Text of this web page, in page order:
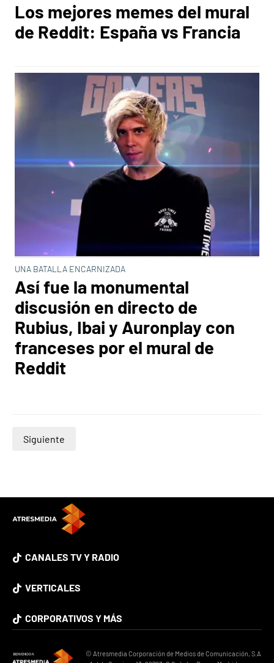
Los mejores memes del mural
de Reddit: España vs Francia
UNA BATALLA ENCARNIZADA
Así fue la monumental
discusión en directo de
Rubius, Ibai y Auronplay con
franceses por el mural de
Reddit
Siguiente
CANALES TV Y RADIO
VERTICALES
CORPORATIVOS Y MÁS
© Atresmedia Corporación de Medios de Comunicación, S.A